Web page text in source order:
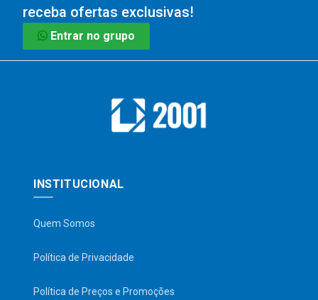
receba ofertas exclusivas!
Entrar no grupo
INSTITUCIONAL
Quem Somos
Política de Privacidade
Política de Preços e Promoções